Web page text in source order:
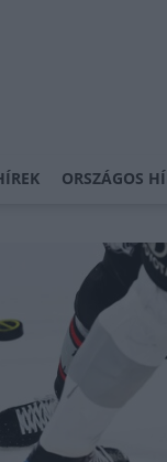
ORSZÁGOS